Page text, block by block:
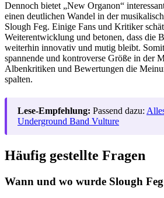
Dennoch bietet „New Organon“
einen deutlichen Wandel in der
Slough Feg. Einige Fans und Kritiker
Weiterentwicklung und betonen, dass die
weiterhin innovativ und mutig bleibt.
spannende und kontroverse Größe in der
Albenkritiken und Bewertungen die
spalten.
Lese-Empfehlung: Passend dazu:
Underground Band Vulture
Häufig gestellte Fragen
Wann und wo wurde Slough